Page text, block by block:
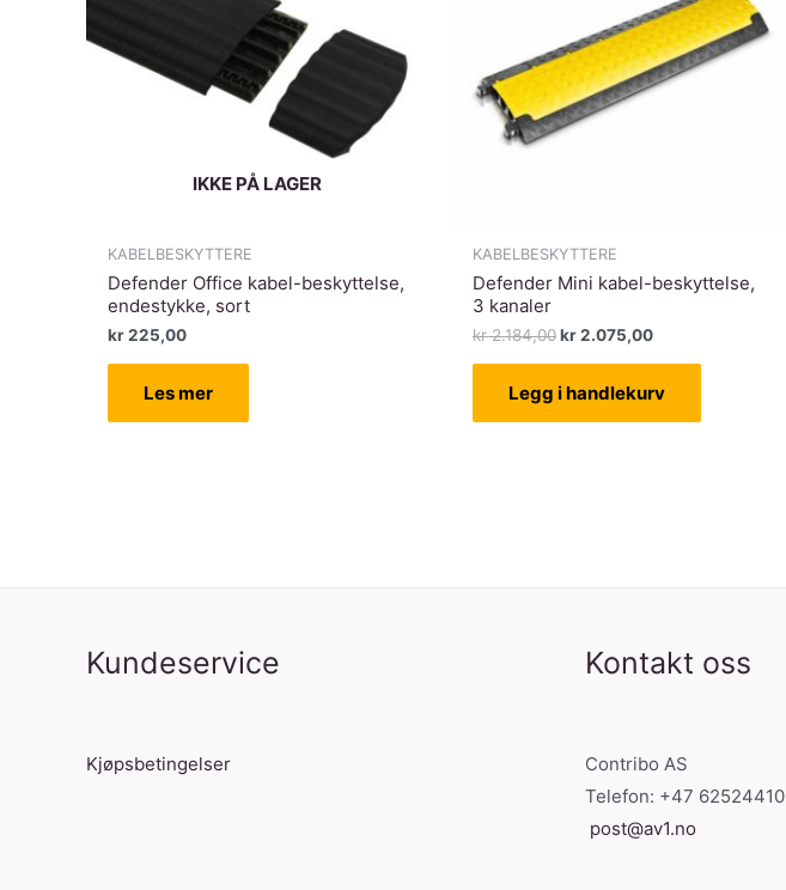
IKKE PÅ LAGER
KABELBESKYTTERE
Defender Office kabel-beskyttelse,
endestykke, sort
kr225,00
Les mer
KABELBESKYTTERE
Defender Mini kabel-beskyttelse,
3 kanaler
kr2.184,00Opprinnelig
kr 2.184,00.
kr2.075,00Nåværende
kr 2.075,00.
Legg i handlekurv
Kundeservice
Kjøpsbetingelser
Kontakt oss
Contribo AS
Telefon: +47 62524410
post@av1.no